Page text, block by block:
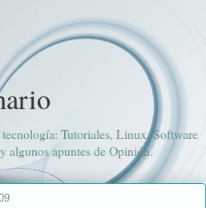
Tutoriales, Linux, Software
algunos apuntes de Opinión.